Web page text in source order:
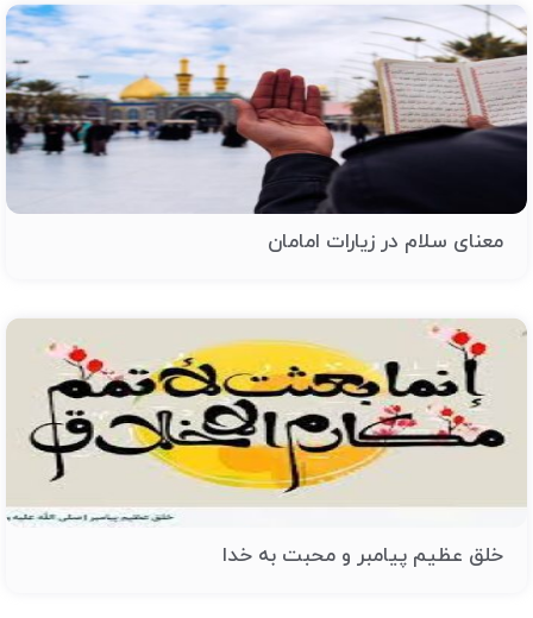
معنای سلام در زیارات امامان
خلق عظیم پیامبر و محبت به خدا